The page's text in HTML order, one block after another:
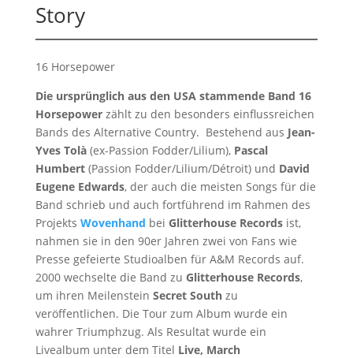
Story
16 Horsepower
Die ursprünglich aus den USA stammende Band 16
Horsepowerzählt zu den besonders einflussreichen
Bands des Alternative Country. Bestehend aus Jean-
Yves Tolà(ex-Passion Fodder/Lilium), Pascal
Humbert(Passion Fodder/Lilium/Détroit) und David
Eugene Edwards, der auch die meisten Songs für die
Band schrieb und auch fortführend im Rahmen des
Projekts Wovenhand bei Glitterhouse Recordsist,
nahmen sie in den 90er Jahren zwei von Fans wie
Presse gefeierte Studioalben für A&M Records auf.
2000 wechselte die Band zu Glitterhouse Records,
um ihren Meilenstein Secret Southzu
veröffentlichen. Die Tour zum Album wurde ein
wahrer Triumphzug. Als Resultat wurde ein
Livealbum unter dem Titel Live, March